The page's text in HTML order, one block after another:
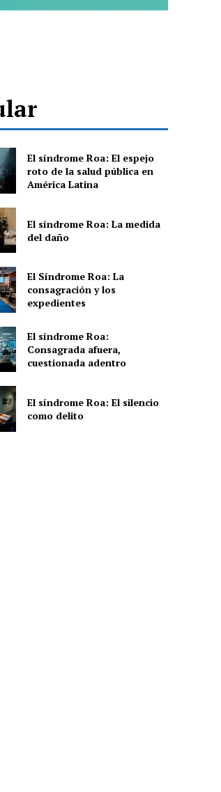
El síndrome Roa: El espejo
roto de la salud pública en
América Latina
El síndrome Roa: La medida
del daño
El Síndrome Roa: La
consagración y los
expedientes
El síndrome Roa:
Consagrada afuera,
cuestionada adentro
El síndrome Roa: El silencio
como delito